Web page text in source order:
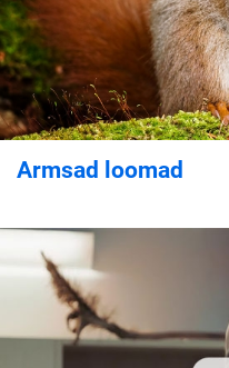
Armsad loomad